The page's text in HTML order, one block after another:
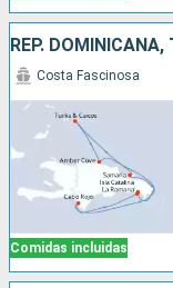
Comidas incluidas
Costa Fascinosa